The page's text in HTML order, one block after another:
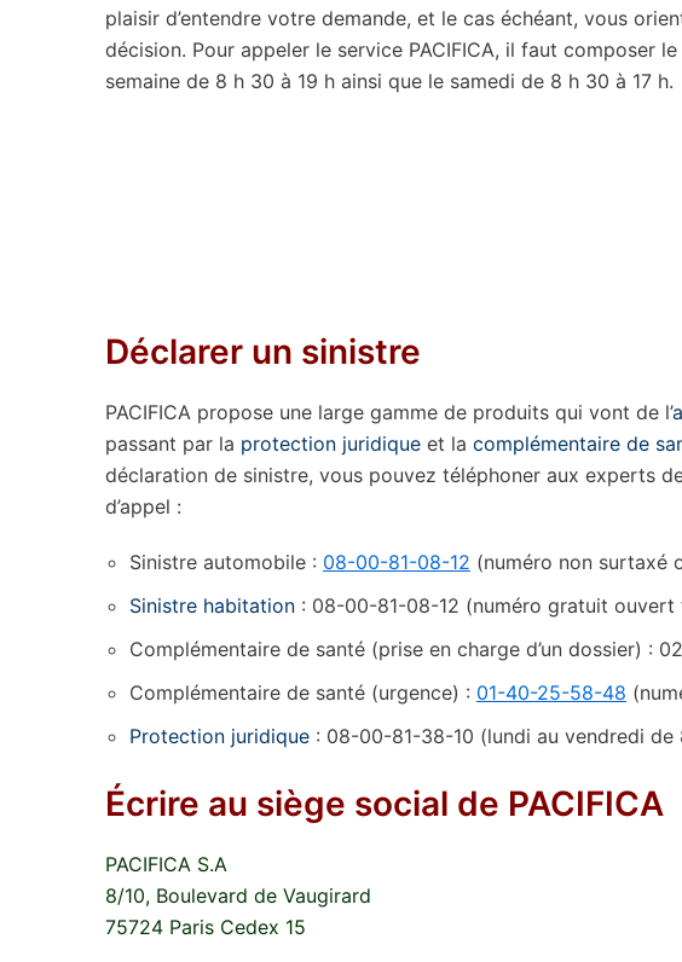
plaisir d’entendre votre demande, et le cas échéant, vous
décision. Pour appeler le service PACIFICA, il faut composer le
semaine de 8 h 30 à 19 h ainsi que le samedi de 8 h 30 à 17 h.
Déclarer un sinistre
PACIFICA propose une large gamme de produits qui vont de l’
passant par la protection juridique et la complémentaire de
déclaration de sinistre, vous pouvez téléphoner aux experts
d’appel :
Sinistre automobile : 08-00-81-08-12 (numéro non surtaxé
Sinistre habitation : 08-00-81-08-12 (numéro gratuit ouvert
Complémentaire de santé (prise en charge d’un dossier) :
Complémentaire de santé (urgence) : 01-40-25-58-48
Protection juridique : 08-00-81-38-10 (lundi au vendredi de
Écrire au siège social de PACIFICA
PACIFICA S.A
8/10, Boulevard de Vaugirard
75724 Paris Cedex 15